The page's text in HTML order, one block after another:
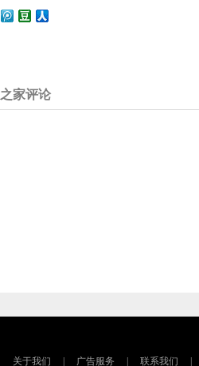
之家评论
关于我们 广告服务 联系我们